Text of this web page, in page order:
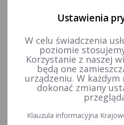
KALENDARIUM
Wybory uzupełniające do Rady
zarządzone na dzień 2 lutego 2025 r.
Ustawienia
W celu świadczenia
poziomie
Korzystanie z naszej
będą one
urządzeniu. W
dokonać zmiany
Klauzula informacyjna